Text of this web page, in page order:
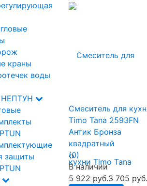
краны
воды
НЕПТУН
защиты
Смеситель для
Timo Tana 2593FN
Антик Бронза
квадратный
(0)
В наличии
5 922 руб.3 705 руб.